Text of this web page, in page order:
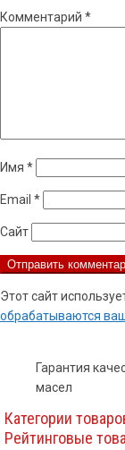
Комментарий *
Имя *
Email *
Сайт
Этот сайт
обрабатываются
Гарантия
масел
Категории
Рейтинговые